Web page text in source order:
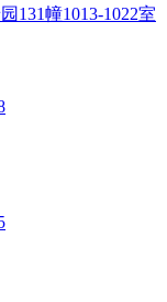
131幢1013-1022室